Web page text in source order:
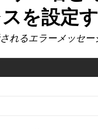
を設定
れるエラーメッセー